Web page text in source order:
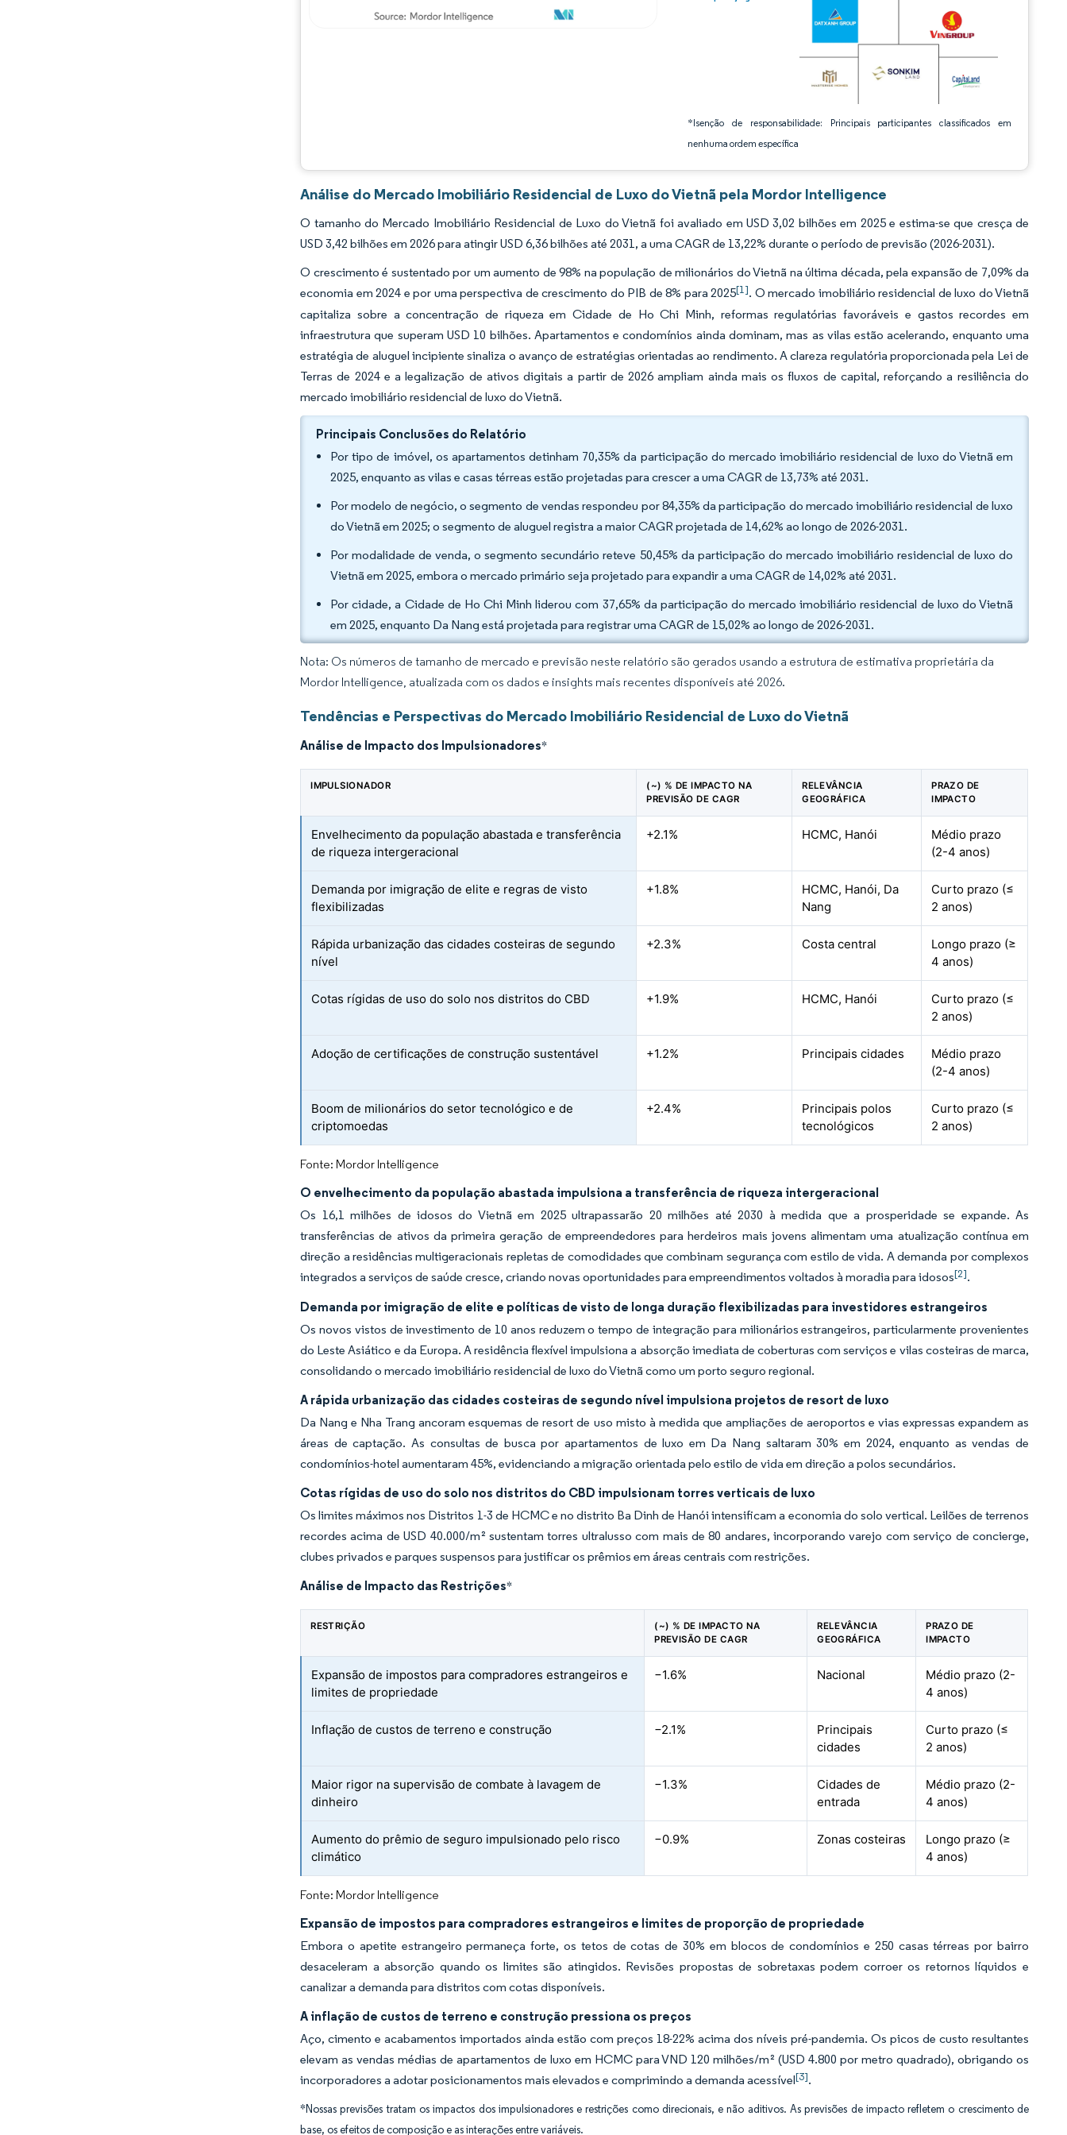
*Isenção de responsabilidade: Principais participantes classificados em
nenhuma ordem específica
Análise do Mercado Imobiliário Residencial de Luxo do Vietnã pela Mordor Intelligence
O tamanho do Mercado Imobiliário Residencial de Luxo do Vietnã foi avaliado em USD 3,02 bilhões em 2025 e estima-se que cresça de
USD 3,42 bilhões em 2026 para atingir USD 6,36 bilhões até 2031, a uma CAGR de 13,22% durante o período de previsão (2026-2031).
O crescimento é sustentado por um aumento de 98% na população de milionários do Vietnã na última década, pela expansão de 7,09% da
economia em 2024 e por uma perspectiva de crescimento do PIB de 8% para 2025[1]. O mercado imobiliário residencial de luxo do Vietnã
capitaliza sobre a concentração de riqueza em Cidade de Ho Chi Minh, reformas regulatórias favoráveis e gastos recordes em
infraestrutura que superam USD 10 bilhões. Apartamentos e condomínios ainda dominam, mas as vilas estão acelerando, enquanto uma
estratégia de aluguel incipiente sinaliza o avanço de estratégias orientadas ao rendimento. A clareza regulatória proporcionada pela Lei de
Terras de 2024 e a legalização de ativos digitais a partir de 2026 ampliam ainda mais os fluxos de capital, reforçando a resiliência do
mercado imobiliário residencial de luxo do Vietnã.
Principais Conclusões do Relatório
Por tipo de imóvel, os apartamentos detinham 70,35% da participação do mercado imobiliário residencial de luxo do Vietnã em
2025, enquanto as vilas e casas térreas estão projetadas para crescer a uma CAGR de 13,73% até 2031.
Por modelo de negócio, o segmento de vendas respondeu por 84,35% da participação do mercado imobiliário residencial de luxo
do Vietnã em 2025; o segmento de aluguel registra a maior CAGR projetada de 14,62% ao longo de 2026-2031.
Por modalidade de venda, o segmento secundário reteve 50,45% da participação do mercado imobiliário residencial de luxo do
Vietnã em 2025, embora o mercado primário seja projetado para expandir a uma CAGR de 14,02% até 2031.
Por cidade, a Cidade de Ho Chi Minh liderou com 37,65% da participação do mercado imobiliário residencial de luxo do Vietnã
em 2025, enquanto Da Nang está projetada para registrar uma CAGR de 15,02% ao longo de 2026-2031.
Nota: Os números de tamanho de mercado e previsão neste relatório são gerados usando a estrutura de estimativa proprietária da
Mordor Intelligence, atualizada com os dados e insights mais recentes disponíveis até 2026.
Tendências e Perspectivas do Mercado Imobiliário Residencial de Luxo do Vietnã
Análise de Impacto dos Impulsionadores*
IMPULSIONADOR
(~) % DE IMPACTO NA
PREVISÃO DE CAGR
RELEVÂNCIA
GEOGRÁFICA
PRAZO DE
IMPACTO
Envelhecimento da população abastada e transferência
de riqueza intergeracional
+2.1% HCMC, Hanói
Médio prazo
(2-4 anos)
Demanda por imigração de elite e regras de visto
flexibilizadas
+1.8%
HCMC, Hanói, Da
Nang
Curto prazo (≤
2 anos)
Rápida urbanização das cidades costeiras de segundo
nível
+2.3% Costa central
Longo prazo (≥
4 anos)
Cotas rígidas de uso do solo nos distritos do CBD +1.9% HCMC, Hanói
Curto prazo (≤
2 anos)
Adoção de certificações de construção sustentável +1.2% Principais cidades
Médio prazo
(2-4 anos)
Boom de milionários do setor tecnológico e de
criptomoedas
+2.4%
Principais polos
tecnológicos
Curto prazo (≤
2 anos)
Fonte: Mordor Intelligence
O envelhecimento da população abastada impulsiona a transferência de riqueza intergeracional
Os 16,1 milhões de idosos do Vietnã em 2025 ultrapassarão 20 milhões até 2030 à medida que a prosperidade se expande. As
transferências de ativos da primeira geração de empreendedores para herdeiros mais jovens alimentam uma atualização contínua em
direção a residências multigeracionais repletas de comodidades que combinam segurança com estilo de vida. A demanda por complexos
integrados a serviços de saúde cresce, criando novas oportunidades para empreendimentos voltados à moradia para idosos[2].
Demanda por imigração de elite e políticas de visto de longa duração flexibilizadas para investidores estrangeiros
Os novos vistos de investimento de 10 anos reduzem o tempo de integração para milionários estrangeiros, particularmente provenientes
do Leste Asiático e da Europa. A residência flexível impulsiona a absorção imediata de coberturas com serviços e vilas costeiras de marca,
consolidando o mercado imobiliário residencial de luxo do Vietnã como um porto seguro regional.
A rápida urbanização das cidades costeiras de segundo nível impulsiona projetos de resort de luxo
Da Nang e Nha Trang ancoram esquemas de resort de uso misto à medida que ampliações de aeroportos e vias expressas expandem as
áreas de captação. As consultas de busca por apartamentos de luxo em Da Nang saltaram 30% em 2024, enquanto as vendas de
condomínios-hotel aumentaram 45%, evidenciando a migração orientada pelo estilo de vida em direção a polos secundários.
Cotas rígidas de uso do solo nos distritos do CBD impulsionam torres verticais de luxo
Os limites máximos nos Distritos 1-3 de HCMC e no distrito Ba Dinh de Hanói intensificam a economia do solo vertical. Leilões de terrenos
recordes acima de USD 40.000/m² sustentam torres ultralusso com mais de 80 andares, incorporando varejo com serviço de concierge,
clubes privados e parques suspensos para justificar os prêmios em áreas centrais com restrições.
Análise de Impacto das Restrições*
RESTRIÇÃO
(~) % DE IMPACTO NA
PREVISÃO DE CAGR
RELEVÂNCIA
GEOGRÁFICA
PRAZO DE
IMPACTO
Expansão de impostos para compradores estrangeiros e
limites de propriedade
−1.6% Nacional
Médio prazo (2-
4 anos)
Inflação de custos de terreno e construção −2.1%
Principais
cidades
Curto prazo (≤
2 anos)
Maior rigor na supervisão de combate à lavagem de
dinheiro
−1.3%
Cidades de
entrada
Médio prazo (2-
4 anos)
Aumento do prêmio de seguro impulsionado pelo risco
climático
−0.9% Zonas costeiras
Longo prazo (≥
4 anos)
Fonte: Mordor Intelligence
Expansão de impostos para compradores estrangeiros e limites de proporção de propriedade
Embora o apetite estrangeiro permaneça forte, os tetos de cotas de 30% em blocos de condomínios e 250 casas térreas por bairro
desaceleram a absorção quando os limites são atingidos. Revisões propostas de sobretaxas podem corroer os retornos líquidos e
canalizar a demanda para distritos com cotas disponíveis.
A inflação de custos de terreno e construção pressiona os preços
Aço, cimento e acabamentos importados ainda estão com preços 18-22% acima dos níveis pré-pandemia. Os picos de custo resultantes
elevam as vendas médias de apartamentos de luxo em HCMC para VND 120 milhões/m² (USD 4.800 por metro quadrado), obrigando os
incorporadores a adotar posicionamentos mais elevados e comprimindo a demanda acessível[3].
*Nossas previsões tratam os impactos dos impulsionadores e restrições como direcionais, e não aditivos. As previsões de impacto refletem o crescimento de
base, os efeitos de composição e as interações entre variáveis.